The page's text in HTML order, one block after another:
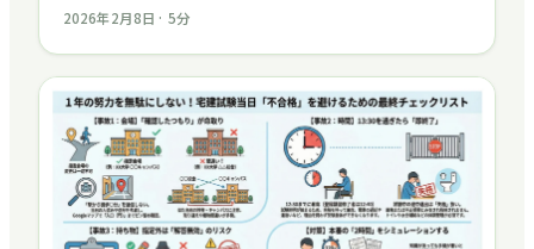
数の違いと、登記簿での確認方法、宅建試験での出題ポイ
2026年2月8日 · 5分